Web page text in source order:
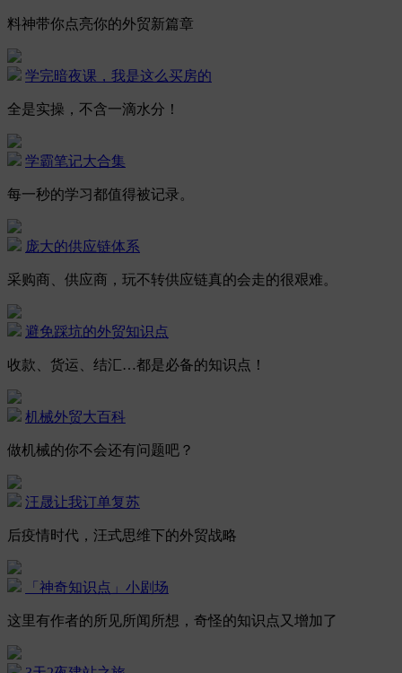
料神带你点亮你的外贸新篇章
学完暗夜课，我是这么买房的
全是实操，不含一滴水分！
学霸笔记大合集
每一秒的学习都值得被记录。
庞大的供应链体系
采购商、供应商，玩不转供应链真的会走的很艰难。
避免踩坑的外贸知识点
收款、货运、结汇…都是必备的知识点！
机械外贸大百科
做机械的你不会还有问题吧？
汪晟让我订单复苏
后疫情时代，汪式思维下的外贸战略
「神奇知识点」小剧场
这里有作者的所见所闻所想，奇怪的知识点又增加了